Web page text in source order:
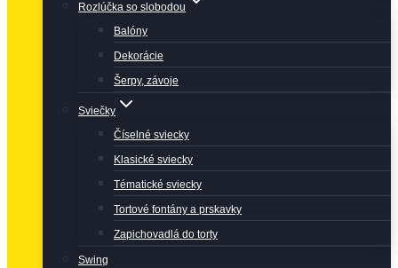
Rozlúčka so slobodou
Balóny
Dekorácie
Šerpy, závoje
Sviečky
Číselné sviecky
Klasické sviecky
Tématické sviecky
Tortové fontány a prskavky
Zapichovadlá do torty
Swing